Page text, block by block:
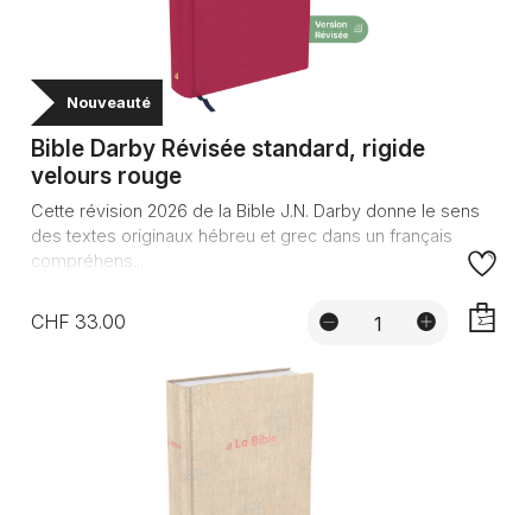
Nouveauté
Bible Darby Révisée standard, rigide
velours rouge
Cette révision 2026 de la Bible J.N. Darby donne le sens
des textes originaux hébreu et grec dans un français
compréhens...
CHF 33.00